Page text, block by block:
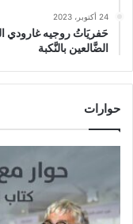
24 أكتوبر، 2023
حَفريَاتُ روجيه غارودي
الضَّالعين بالنَّكبة
حوارات